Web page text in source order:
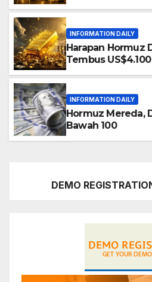
INFORMATION DAILY
Harapan Hormuz
Tembus US$4.100
INFORMATION DAILY
Hormuz Mereda,
Bawah 100
DEMO